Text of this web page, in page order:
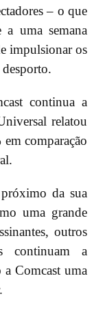
– o que
uma semana
impulsionar os
desporto.
continua a
relatou
comparação
da sua
uma grande
outros
continuam a
a Comcast uma